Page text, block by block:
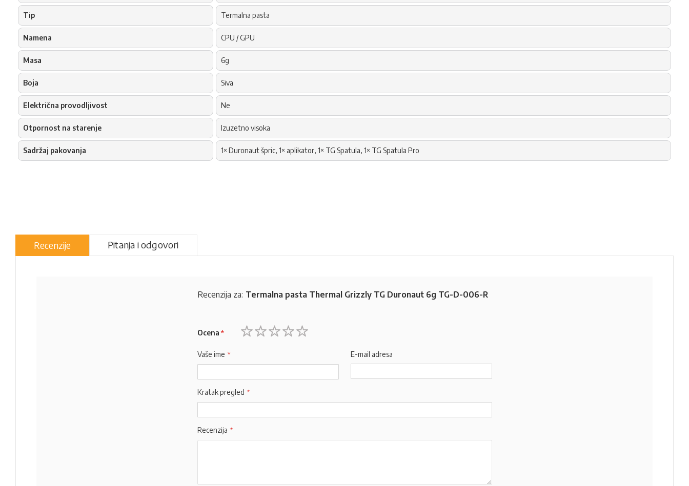
Tip Termalna pasta
Namena CPU / GPU
Masa 6g
Boja Siva
Električna provodljivost Ne
Otpornost na starenje Izuzetno visoka
Sadržaj pakovanja 1× Duronaut špric, 1× aplikator, 1× TG Spatula, 1× TG Spatula Pro
Recenzije Pitanja i odgovori
Recenzija za: Termalna pasta Thermal Grizzly TG Duronaut 6g TG-D-006-R
Ocena
Vaše ime E-mail adresa
Kratak pregled
Recenzija